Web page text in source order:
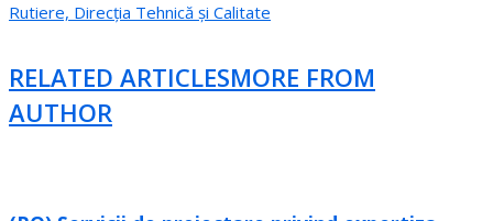
Rutiere, Direcția Tehnică și Calitate
RELATED ARTICLESMORE FROM
AUTHOR